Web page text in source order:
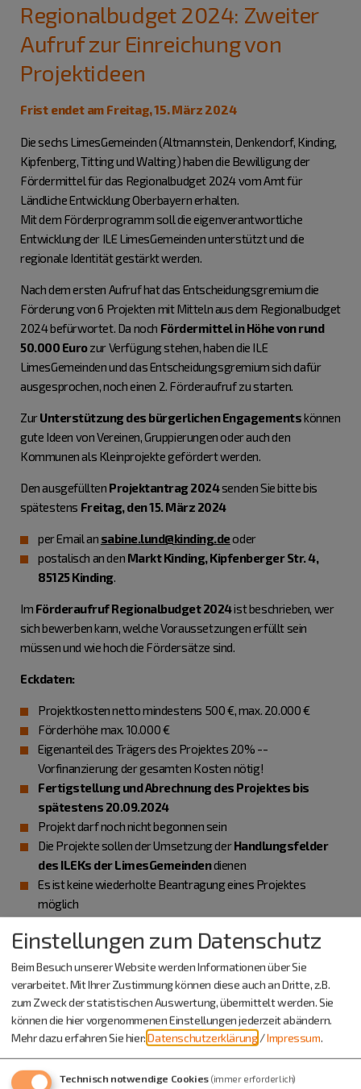
Regionalbudget 2024: Zweiter
Aufruf zur Einreichung von
Projektideen
Frist endet am Freitag, 15. März 2024
Die sechs LimesGemeinden (Altmannstein, Denkendorf, Kinding,
Kipfenberg, Titting und Walting) haben die Bewilligung der
Fördermittel für das Regionalbudget 2024 vom Amt für
Ländliche Entwicklung Oberbayern erhalten.
Mit dem Förderprogramm soll die eigenverantwortliche
Entwicklung der ILE LimesGemeinden unterstützt und die
regionale Identität gestärkt werden.
Nach dem ersten Aufruf hat das Entscheidungsgremium die
Förderung von 6 Projekten mit Mitteln aus dem Regionalbudget
2024 befürwortet. Da noch Fördermittel in Höhe von rund
50.000 Eurozur Verfügung stehen, haben die ILE
LimesGemeinden und das Entscheidungsgremium sich dafür
ausgesprochen, noch einen 2. Förderaufruf zu starten.
ZurUnterstützung des bürgerlichen Engagementskönnen
gute Ideen von Vereinen, Gruppierungen oder auch den
Kommunen als Kleinprojekte gefördert werden.
Den ausgefüllten Projektantrag 2024senden Sie bitte bis
spätestens Freitag, den 15. März 2024
per Email an sabine.lund@kinding.deoder
postalisch an den Markt Kinding, Kipfenberger Str. 4,
85125 Kinding.
Im Förderaufruf Regionalbudget 2024ist beschrieben, wer
sich bewerben kann, welche Voraussetzungen erfüllt sein
müssen und wie hoch die Fördersätze sind.
Eckdaten:
Projektkosten netto mindestens 500 €, max. 20.000 €
Förderhöhe max. 10.000 €
Eigenanteil des Trägers des Projektes 20% --
Vorfinanzierung der gesamten Kosten nötig!
Fertigstellung und Abrechnung des Projektes bis
spätestens 20.09.2024
Projekt darf noch nicht begonnen sein
Die Projekte sollen der Umsetzung derHandlungsfelder
des ILEKs der LimesGemeindendienen
Es ist keine wiederholte Beantragung eines Projektes
möglich
2024
Bitte beachten Sie, dass kein Anspruch auf diese
Förderung besteht.
Der Projektantrag ist bis zum Freitag, den 15. März 2024
einzureichen.
2. Förderaufruf Regionalbudget 2024
Einstellungen zum Datenschutz
Beim Besuch unserer Website werden Informationen über Sie
verarbeitet. Mit Ihrer Zustimmung können diese auch an Dritte, z.B.
zum Zweck der statistischen Auswertung, übermittelt werden. Sie
können die hier vorgenommenen Einstellungen jederzeit abändern.
Mehr dazu erfahren Sie hier:Datenschutzerklärung /Impressum.
Technisch notwendige Cookies (immer erforderlich)